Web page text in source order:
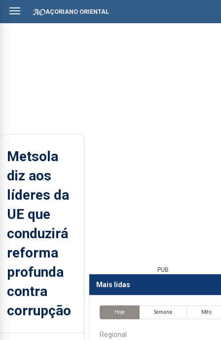
AÇORIANO ORIENTAL
Metsola
diz aos
líderes da
UE que
conduzirá
reforma
profunda
contra
corrupção
PUB
Mais lidas
Hoje Semana Mês
Regional